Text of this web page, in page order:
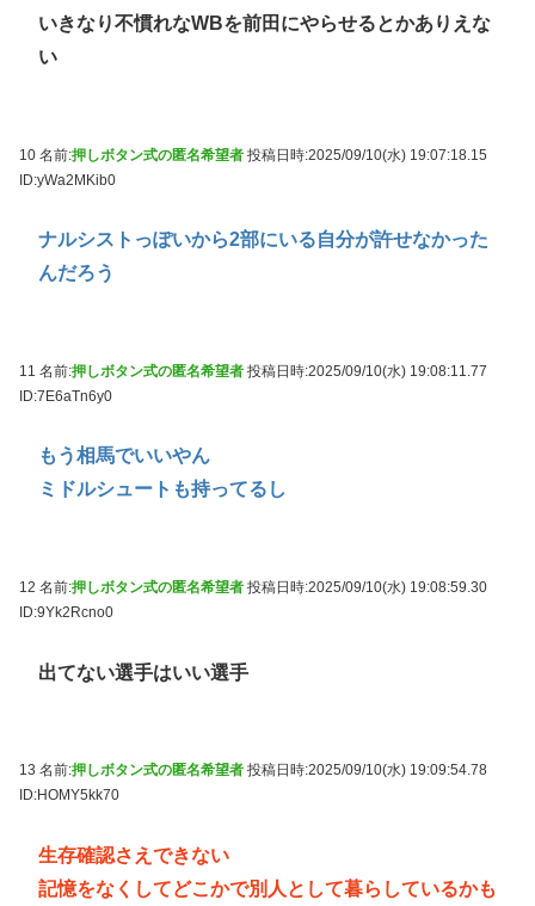
いきなり不慣れなWBを前田にやらせるとかありえな
い
10 名前:押しボタン式の匿名希望者 投稿日時:2025/09/10(水) 19:07:18.15
ID:yWa2MKib0
ナルシストっぽいから2部にいる自分が許せなかった
んだろう
11 名前:押しボタン式の匿名希望者 投稿日時:2025/09/10(水) 19:08:11.77
ID:7E6aTn6y0
もう相馬でいいやん
ミドルシュートも持ってるし
12 名前:押しボタン式の匿名希望者 投稿日時:2025/09/10(水) 19:08:59.30
ID:9Yk2Rcno0
出てない選手はいい選手
13 名前:押しボタン式の匿名希望者 投稿日時:2025/09/10(水) 19:09:54.78
ID:HOMY5kk70
生存確認さえできない
記憶をなくしてどこかで別人として暮らしているかも